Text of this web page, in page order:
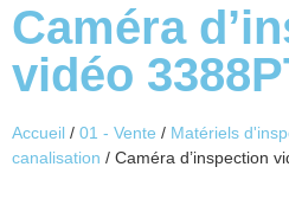
Caméra
vidéo
Accueil / 01 - Vente / Matériels
canalisation / Caméra d’inspection